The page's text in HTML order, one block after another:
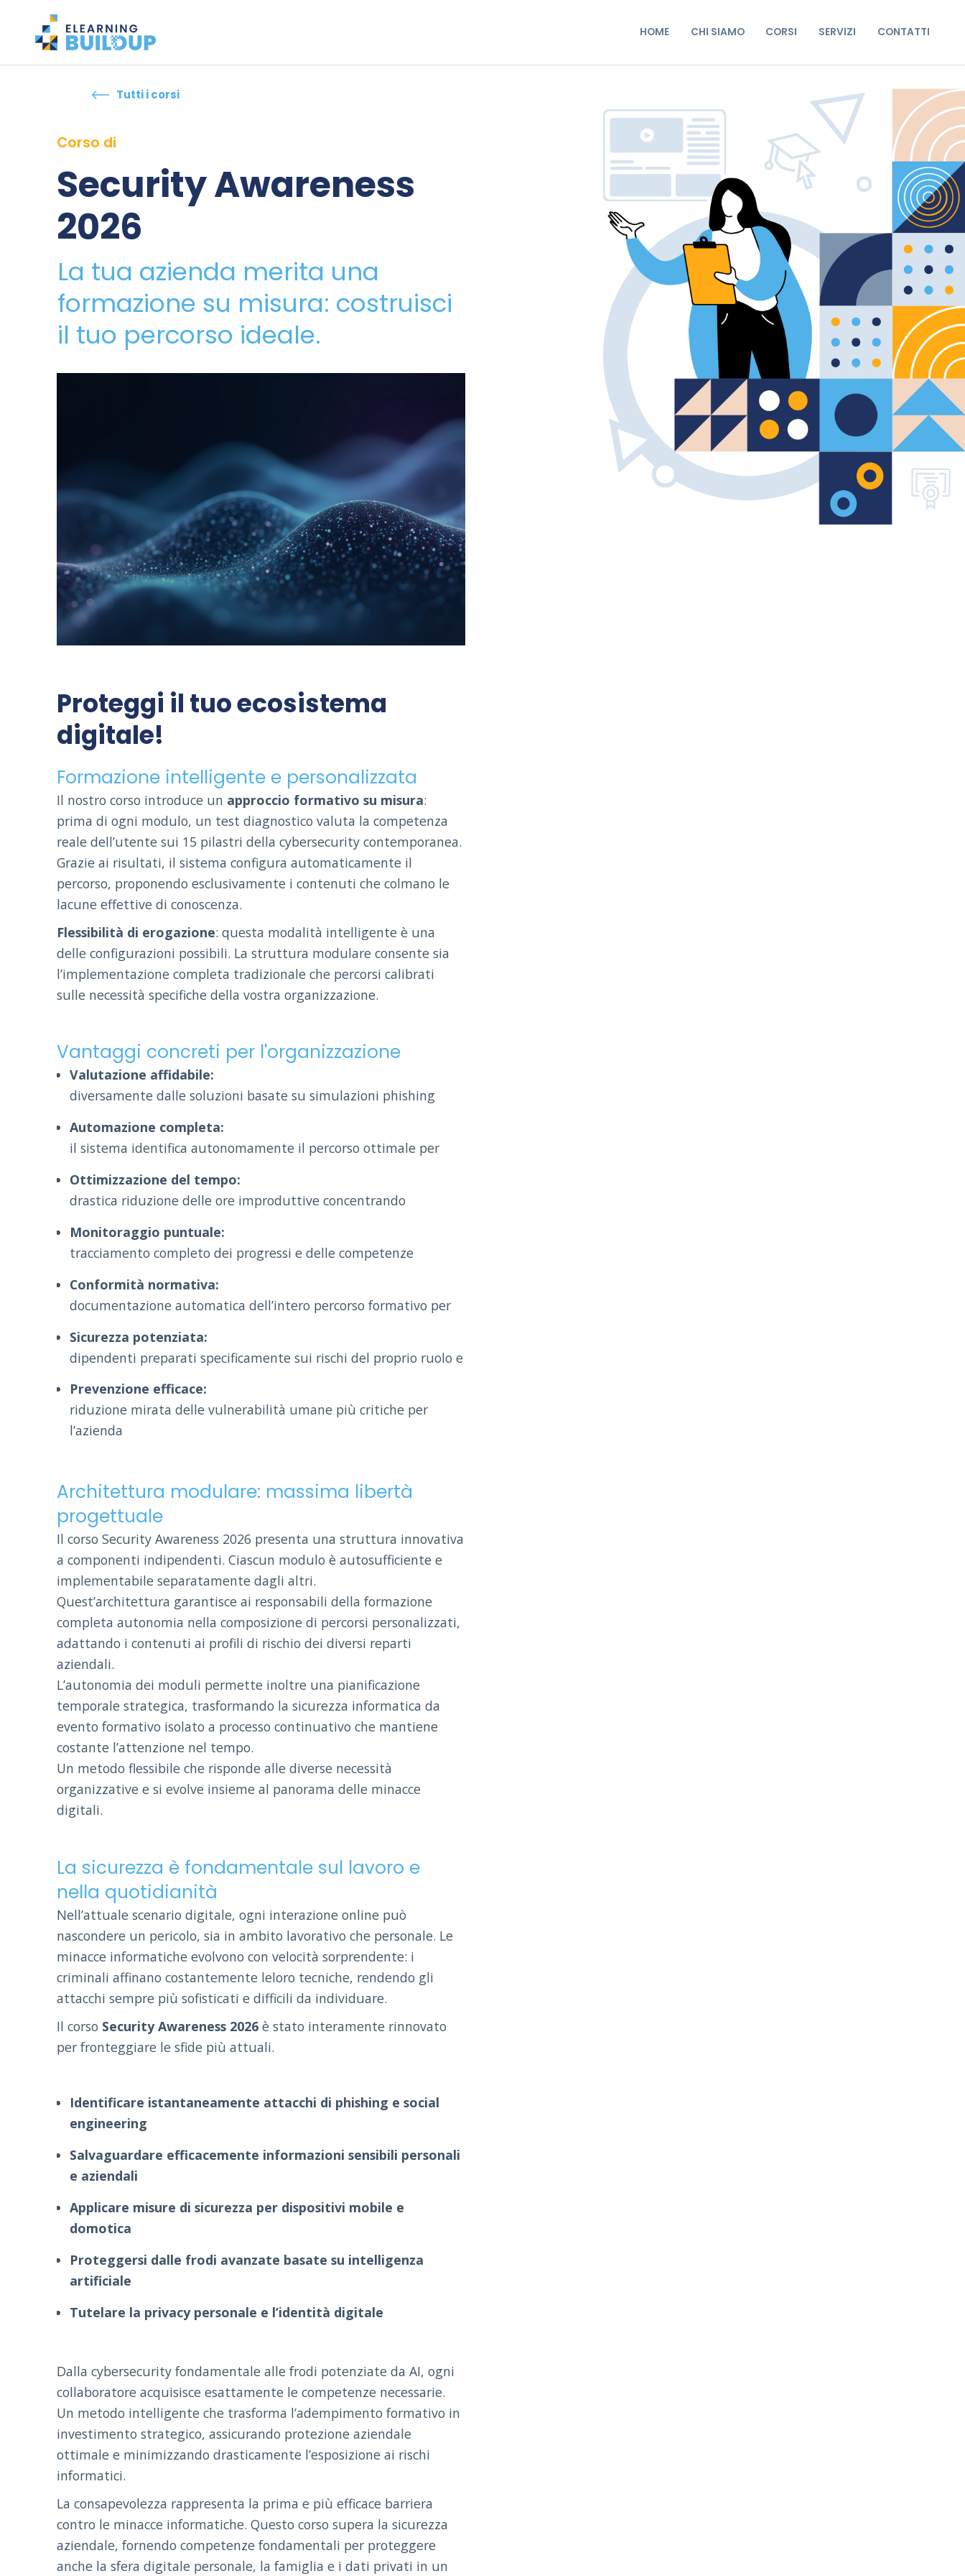
HOME CHI SIAMO CORSI SERVIZI CONTATTI
Tutti i corsi
Corso di
Security Awareness
2026
La tua azienda merita una
formazione su misura: costruisci
il tuo percorso ideale.
Proteggi il tuo ecosistema
digitale!
Formazione intelligente e personalizzata
Il nostro corso introduce un approccio formativo su misura:
prima di ogni modulo, un test diagnostico valuta la competenza
reale dell’utente sui 15 pilastri della cybersecurity contemporanea.
Grazie ai risultati, il sistema configura automaticamente il
percorso, proponendo esclusivamente i contenuti che colmano le
lacune effettive di conoscenza.
Flessibilità di erogazione: questa modalità intelligente è una
delle configurazioni possibili. La struttura modulare consente sia
l’implementazione completa tradizionale che percorsi calibrati
sulle necessità specifiche della vostra organizzazione.
Vantaggi concreti per l'organizzazione
Valutazione affidabile:
diversamente dalle soluzioni basate su simulazioni phishing
Automazione completa:
il sistema identifica autonomamente il percorso ottimale per
Ottimizzazione del tempo:
drastica riduzione delle ore improduttive concentrando
Monitoraggio puntuale:
tracciamento completo dei progressi e delle competenze
Conformità normativa:
documentazione automatica dell’intero percorso formativo per
Sicurezza potenziata:
dipendenti preparati specificamente sui rischi del proprio ruolo e
Prevenzione efficace:
riduzione mirata delle vulnerabilità umane più critiche per
l’azienda
Architettura modulare: massima libertà
progettuale
Il corso Security Awareness 2026 presenta una struttura innovativa
a componenti indipendenti. Ciascun modulo è autosufficiente e
implementabile separatamente dagli altri.
Quest’architettura garantisce ai responsabili della formazione
completa autonomia nella composizione di percorsi personalizzati,
adattando i contenuti ai profili di rischio dei diversi reparti
aziendali.
L’autonomia dei moduli permette inoltre una pianificazione
temporale strategica, trasformando la sicurezza informatica da
evento formativo isolato a processo continuativo che mantiene
costante l’attenzione nel tempo.
Un metodo flessibile che risponde alle diverse necessità
organizzative e si evolve insieme al panorama delle minacce
digitali.
La sicurezza è fondamentale sul lavoro e
nella quotidianità
Nell’attuale scenario digitale, ogni interazione online può
nascondere un pericolo, sia in ambito lavorativo che personale. Le
minacce informatiche evolvono con velocità sorprendente: i
criminali affinano costantemente leloro tecniche, rendendo gli
attacchi sempre più sofisticati e difficili da individuare.
Il corso Security Awareness 2026 è stato interamente rinnovato
per fronteggiare le sfide più attuali.
Identificare istantaneamente attacchi di phishing e social
engineering
Salvaguardare efficacemente informazioni sensibili personali
e aziendali
Applicare misure di sicurezza per dispositivi mobile e
domotica
Proteggersi dalle frodi avanzate basate su intelligenza
artificiale
Tutelare la privacy personale e l’identità digitale
Dalla cybersecurity fondamentale alle frodi potenziate da AI, ogni
collaboratore acquisisce esattamente le competenze necessarie.
Un metodo intelligente che trasforma l’adempimento formativo in
investimento strategico, assicurando protezione aziendale
ottimale e minimizzando drasticamente l’esposizione ai rischi
informatici.
La consapevolezza rappresenta la prima e più efficace barriera
contro le minacce informatiche. Questo corso supera la sicurezza
aziendale, fornendo competenze fondamentali per proteggere
anche la sfera digitale personale, la famiglia e i dati privati in un